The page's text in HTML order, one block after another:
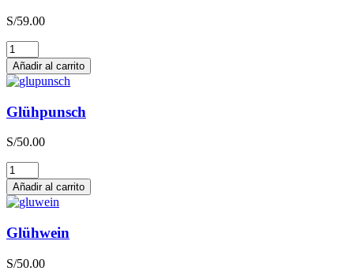
S/59.00
Relax
Zero
Chardonnay
cantidad
Añadir al carrito
Glühpunsch
S/50.00
Glühpunsch
cantidad
Añadir al carrito
Glühwein
S/50.00